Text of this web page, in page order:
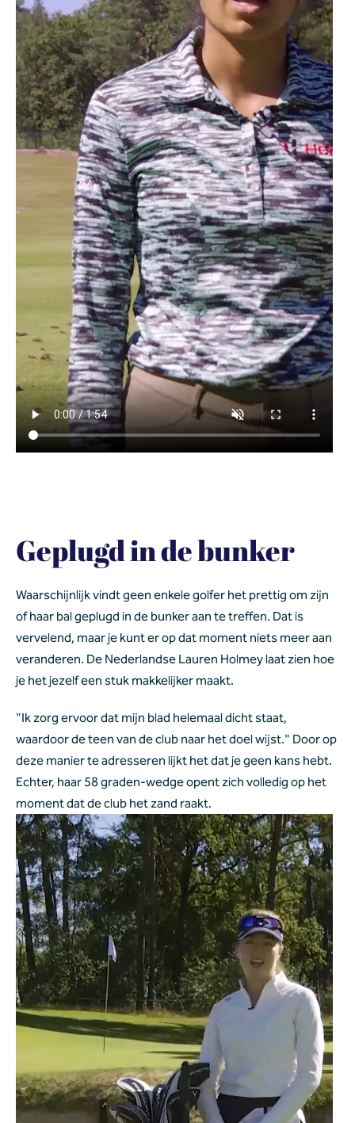
Geplugd in de bunker
Waarschijnlijk vindt geen enkele golfer het prettig om zijn
of haar bal geplugd in de bunker aan te treffen. Dat is
vervelend, maar je kunt er op dat moment niets meer aan
veranderen. De Nederlandse Lauren Holmey laat zien hoe
je het jezelf een stuk makkelijker maakt.
"Ik zorg ervoor dat mijn blad helemaal dicht staat,
waardoor de teen van de club naar het doel wijst." Door op
deze manier te adresseren lijkt het dat je geen kans hebt.
Echter, haar 58 graden-wedge opent zich volledig op het
moment dat de club het zand raakt.